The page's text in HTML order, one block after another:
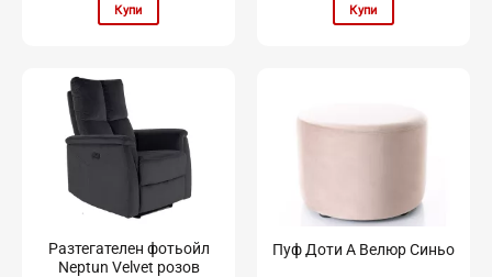
Купи Купи
Разтегателен фотьойл
Neptun Velvet розов
Пуф Доти А Велюр Синьо